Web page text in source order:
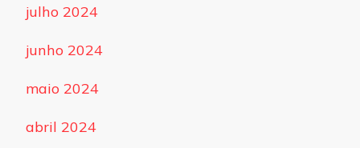
julho 2024
junho 2024
maio 2024
abril 2024